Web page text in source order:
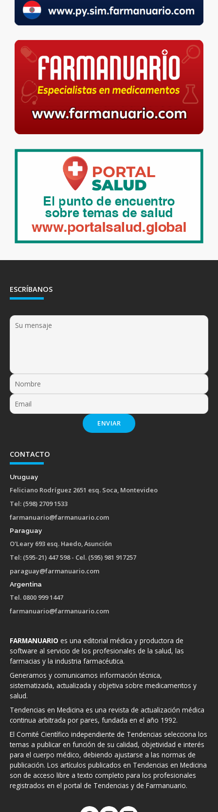
FARMANUARIO es una editorial médica y productora de
software al servicio de los profesionales de la salud, las
farmacias y la industria farmacéutica.
Generamos y comunicamos información técnica,
sistematizada, actualizada y objetiva sobre medicamentos y
salud.
Tendencias en Medicina es una revista de actualización médica
continua arbitrada por pares, fundada en el año 1992.
El Comité Científico independiente de Tendencias selecciona los
temas a publicar en función de su calidad, objetividad e interés
para el cuerpo médico, debiendo ajustarse a las normas de
publicación. Los artículos publicados en Tendencias en Medicina
son de acceso libre a texto completo para los profesionales
registrados en el portal de Tendencias y de Farmanuario.
CONTACTO
Uruguay
Feliciano Rodríguez 2651 esq. Soca, Montevideo
Tel: (598) 2709 1533
farmanuario@farmanuario.com
Paraguay
O'Leary 693 esq. Haedo, Asunción
Tel: (595-21) 447 598 - Cel. (595) 981 917257
paraguay@farmanuario.com
Argentina
Tel. 0800 999 1447
farmanuario@farmanuario.com
ESCRÍBANOS
ENVIAR